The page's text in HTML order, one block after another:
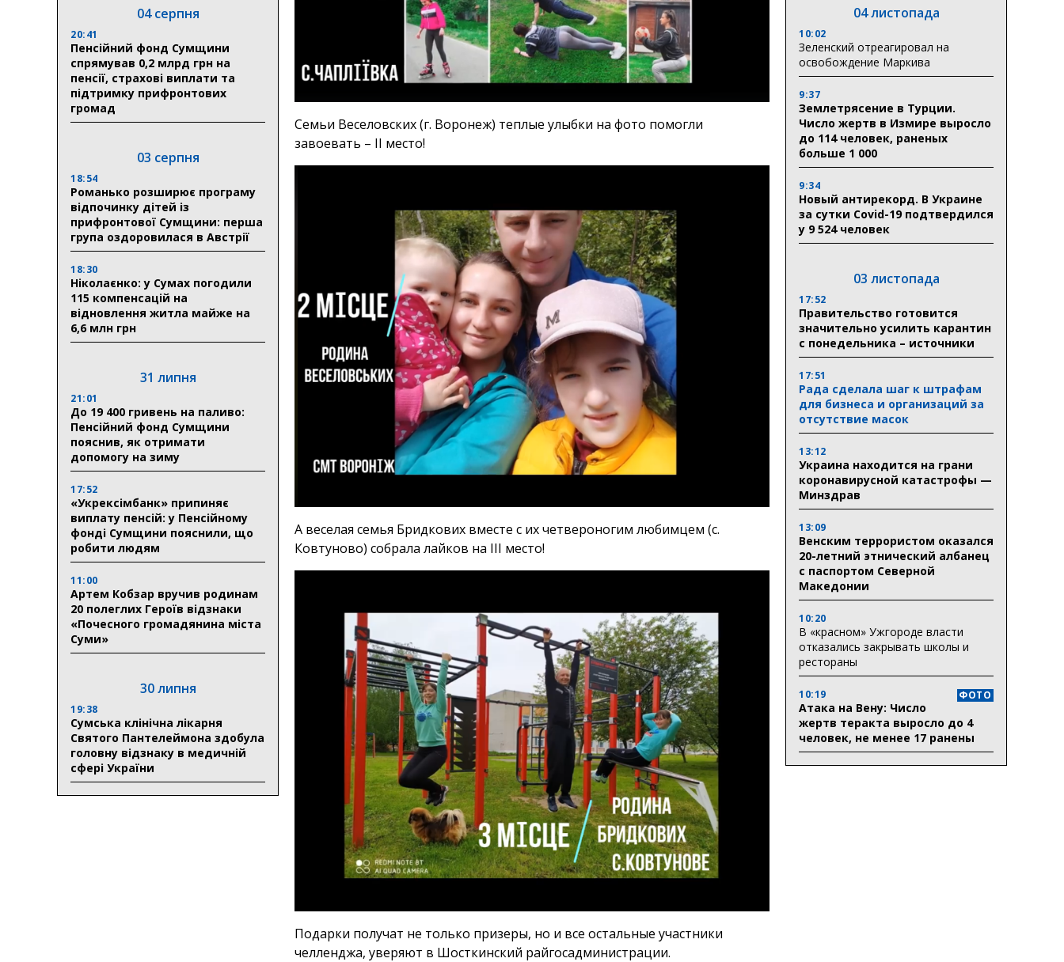
04 серпня
20:41
Пенсійний фонд Сумщини
спрямував 0,2 млрд грн на
пенсії, страхові виплати та
підтримку прифронтових
громад
03 серпня
18:54
Романько розширює програму
відпочинку дітей із
прифронтової Сумщини: перша
група оздоровилася в Австрії
18:30
Ніколаєнко: у Сумах погодили
115 компенсацій на
відновлення житла майже на
6,6 млн грн
31 липня
21:01
До 19 400 гривень на паливо:
Пенсійний фонд Сумщини
пояснив, як отримати
допомогу на зиму
17:52
«Укрексімбанк» припиняє
виплату пенсій: у Пенсійному
фонді Сумщини пояснили, що
робити людям
11:00
Артем Кобзар вручив родинам
20 полеглих Героїв відзнаки
«Почесного громадянина міста
Суми»
30 липня
19:38
Сумська клінічна лікарня
Святого Пантелеймона здобула
головну відзнаку в медичній
сфері України
Семьи Веселовских (г. Воронеж) теплые улыбки на фото помогли
завоевать – II место!
А веселая семья Бридкових вместе с их четвероногим любимцем (с.
Ковтуново) собрала лайков на III место!
Подарки получат не только призеры, но и все остальные участники
челленджа, уверяют в Шосткинский райгосадминистрации.
04 листопада
10:02
Зеленский отреагировал на
освобождение Маркива
9:37
Землетрясение в Турции.
Число жертв в Измире выросло
до 114 человек, раненых
больше 1 000
9:34
Новый антирекорд. В Украине
за сутки Covid-19 подтвердился
у 9 524 человек
03 листопада
17:52
Правительство готовится
значительно усилить карантин
с понедельника – источники
17:51
Рада сделала шаг к штрафам
для бизнеса и организаций за
отсутствие масок
13:12
Украина находится на грани
коронавирусной катастрофы —
Минздрав
13:09
Венским террористом оказался
20-летний этнический албанец
с паспортом Северной
Македонии
10:20
В «красном» Ужгороде власти
отказались закрывать школы и
рестораны
10:19 ФОТО
Атака на Вену: Число
жертв теракта выросло до 4
человек, не менее 17 ранены